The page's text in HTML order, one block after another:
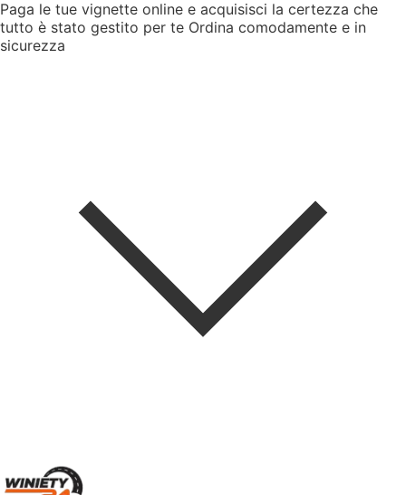
Paga le tue vignette online e acquisisci la certezza che
tutto è stato gestito per te Ordina comodamente e in
sicurezza